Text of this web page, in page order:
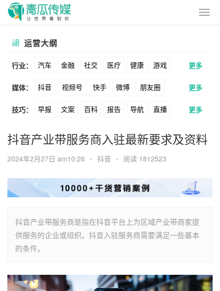
运营大纲
行业： 汽车 金融 社交 医疗 健康 游戏
动漫 美妆 美食 家装 教育 婚纱
酒旅 母婴 宠物 文娱 跨境 科技
广告 元宇宙 房地产
更多
媒体： 抖音 视频号 快手 微博 朋友圈
公众号 B站 小红书 头条 知乎
Soul 360 百度 搜狗 爱奇艺 美柚
美图 最右 神马 谷歌 Facebook
Tiktok YouTube Yahoo Bing
更多
技巧： 早报 文案 百科 报告 导航 直播
卖货 脚本 话术 电商 私域 社群
涨粉 广告 推广 方案 策划 案例
数据 拉新 活动 用户 海外
更多
抖音产业带服务商入驻最新要求及资料
2024年2月27日 am10:26 • 抖音 • 阅读 1812523
抖音产业带服务商是指在抖音平台上为区域产业带商家提
供服务的企业或组织。抖音入驻服务商需要满足一些基本
的条件。